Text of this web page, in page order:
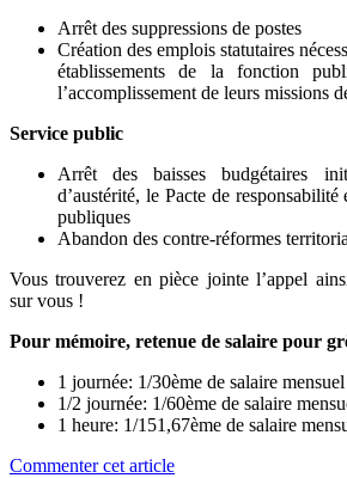
Arrêt des suppressions de postes
Création des emplois statutaires
établissements de la fonction
l’accomplissement de leurs missions
Service public
Arrêt des baisses budgétaires
d’austérité, le Pacte de
publiques
Abandon des contre-réformes
Vous trouverez en pièce jointe l’appel
sur vous !
Pour mémoire, retenue de salaire pour
1 journée: 1/30ème de salaire mensuel
1/2 journée: 1/60ème de salaire
1 heure: 1/151,67ème de salaire
Commenter cet article